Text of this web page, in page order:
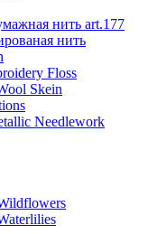
нить art.177
нить
Floss
Skein
Needlework